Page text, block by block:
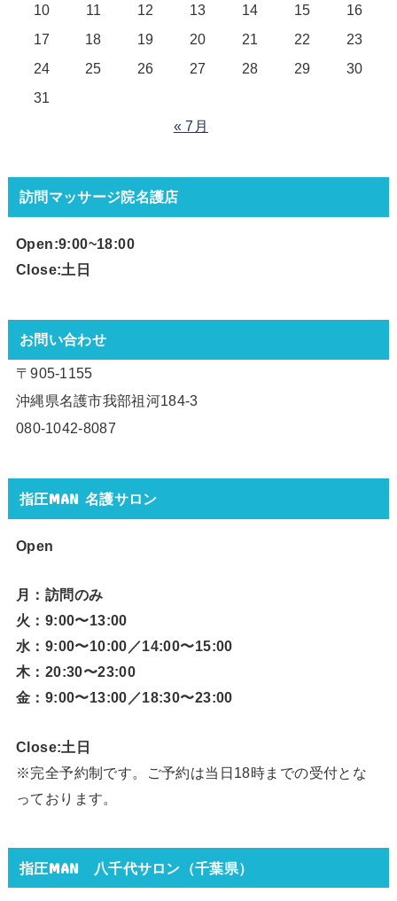
10
11 12 13 14 15
16
17
18 19 20 21 22
23
24
25 26 27 28 29
30
31
« 7月
訪問マッサージ院名護店
Open:9:00~18:00
Close:土日
お問い合わせ
〒905-1155
沖縄県名護市我部祖河184-3
080-1042-8087
指圧MAN 名護サロン
Open
月：訪問のみ
火：9:00〜13:00
水：9:00〜10:00／14:00〜15:00
木：20:30〜23:00
金：9:00〜13:00／18:30〜23:00
Close:土日
※完全予約制です。ご予約は当日18時までの受付とな
っております。
指圧MAN 八千代サロン（千葉県）